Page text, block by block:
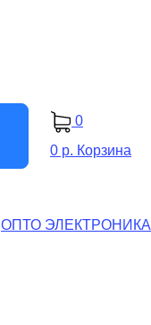
0
0 р. Корзина
ОПТО ЭЛЕКТРОНИКА